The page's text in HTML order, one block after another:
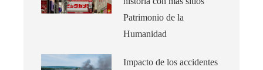
Patrimonio de la
Humanidad
Impacto de los accidentes